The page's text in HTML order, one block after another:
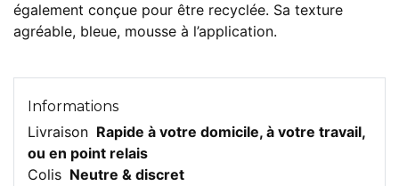
également conçue pour être recyclée. Sa texture
agréable, bleue, mousse à l’application.
Informations
Livraison Rapide à votre domicile, à votre travail,
ou en point relais
Colis Neutre & discret